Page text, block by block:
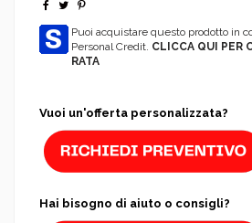
Puoi acquistare questo prodotto in
Personal Credit. CLICCA QUI PER
RATA
Vuoi un'offerta personalizzata?
Hai bisogno di aiuto o consigli?